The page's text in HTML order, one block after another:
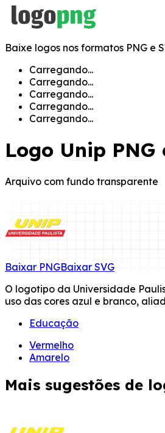
Baixe logos nos formatos PNG e
Carregando...
Carregando...
Carregando...
Carregando...
Carregando...
Logo Unip PNG
Arquivo com fundo transparente
Baixar PNGBaixar SVG
O logotipo da Universidade
uso das cores azul e branco,
Educação
Vermelho
Amarelo
Mais sugestões de